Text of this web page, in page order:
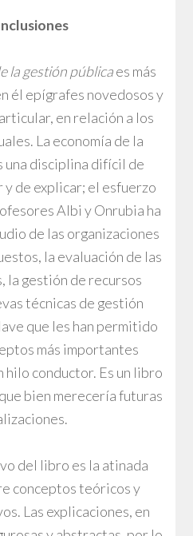
la gestión públicaes más
él epígrafes novedosos y
en relación a los
La economía de la
una disciplina difícil de
y de explicar; el esfuerzo
Albi y Onrubia ha
de las organizaciones
la evaluación de las
la gestión de recursos
técnicas de gestión
que les han permitido
más importantes
hilo conductor. Es un libro
bien merecería futuras
del libro es la atinada
conceptos teóricos y
Las explicaciones, en